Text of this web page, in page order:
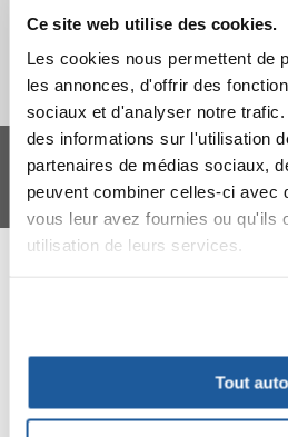
Ce site web utilise des cookies.
Les cookies nous permettent de
les annonces, d'offrir des
sociaux et d'analyser notre
des informations sur l'utilisation
partenaires de médias sociaux,
peuvent combiner celles-ci avec
vous leur avez fournies ou qu'ils
utilisation de leurs services.
Tout
FERA 24 UG Sede legale: Blankenfelder
Mahlow (Germania) -
*Tous les prix incluent la
FERA